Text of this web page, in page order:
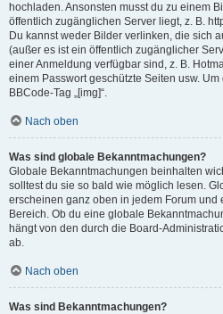
hochladen. Ansonsten musst du zu einem
öffentlich zugänglichen Server liegt, z. B.
Du kannst weder Bilder verlinken, die sich
(außer es ist ein öffentlich zugänglicher
einer Anmeldung verfügbar sind, z. B.
einem Passwort geschützte Seiten usw.
BBCode-Tag „[img]“.
Nach oben
Was sind globale Bekanntmachungen?
Globale Bekanntmachungen beinhalten
solltest du sie so bald wie möglich lesen.
erscheinen ganz oben in jedem Forum
Bereich. Ob du eine globale
hängt von den durch die Board-
ab.
Nach oben
Was sind Bekanntmachungen?